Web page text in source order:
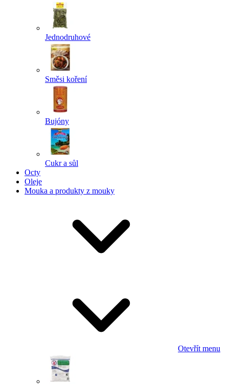
Jednodruhové
Směsi koření
Bujóny
Cukr a sůl
Octy
Oleje
Mouka a produkty z mouky
Otevřít menu
Powered by chaterimo